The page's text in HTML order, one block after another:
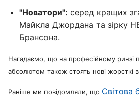
"Новатори": серед кращих
Майкла Джордана та зірку
Брансона.
Нагадаємо, що на професійному ринзі
абсолютом також стоять нові жорсткі
Раніше ми повідомляли, що Світова